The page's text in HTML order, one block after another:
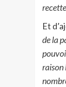
Et
de la
raison